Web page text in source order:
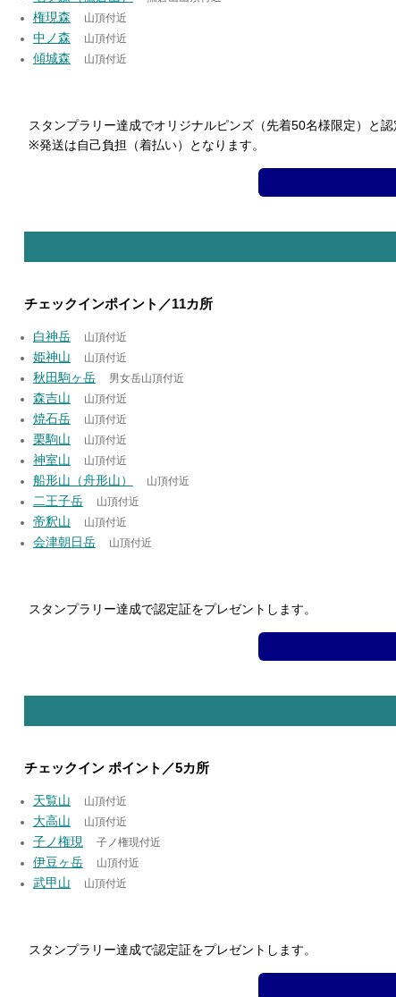
権現森 山頂付近
中ノ森 山頂付近
傾城森 山頂付近
スタンプラリー達成でオリジナルピンズ（先着50名様限定）と認
※発送は自己負担（着払い）となります。
チェックインポイント／11カ所
白神岳 山頂付近
姫神山 山頂付近
秋田駒ヶ岳 男女岳山頂付近
森吉山 山頂付近
焼石岳 山頂付近
栗駒山 山頂付近
神室山 山頂付近
船形山（舟形山） 山頂付近
二王子岳 山頂付近
帝釈山 山頂付近
会津朝日岳 山頂付近
スタンプラリー達成で認定証をプレゼントします。
チェックイン ポイント／5カ所
天覧山 山頂付近
大高山 山頂付近
子ノ権現 子ノ権現付近
伊豆ヶ岳 山頂付近
武甲山 山頂付近
スタンプラリー達成で認定証をプレゼントします。